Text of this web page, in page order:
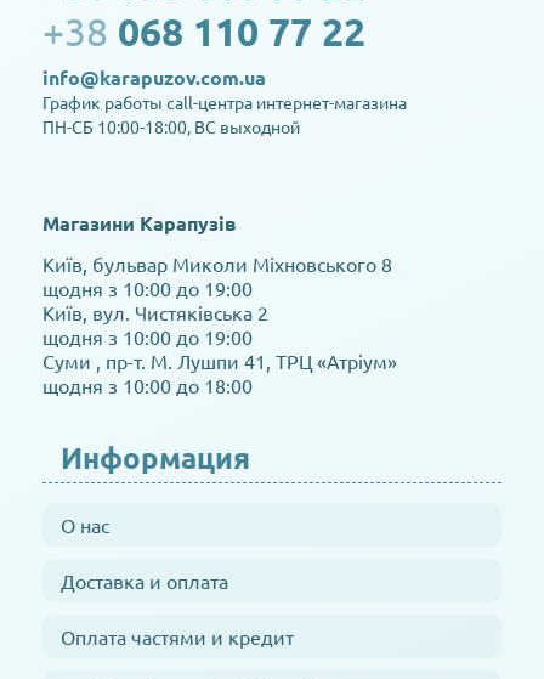
+38 068 110 77 22
info@karapuzov.com.ua
График работы call-центра интернет-магазина
ПН-СБ 10:00-18:00, ВС выходной
Магазини Карапузів
Київ, бульвар Миколи Міхновського 8
щодня з 10:00 до 19:00
Київ, вул. Чистяківська 2
щодня з 10:00 до 19:00
Суми , пр-т. М. Лушпи 41, ТРЦ «Атріум»
щодня з 10:00 до 18:00
Информация
О нас
Доставка и оплата
Оплата частями и кредит